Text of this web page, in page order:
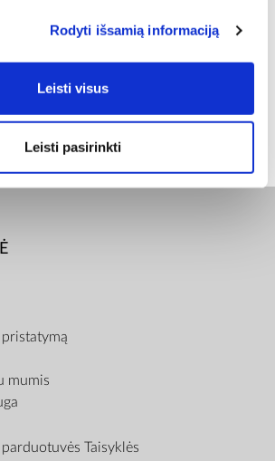
Rodyti išsamią informaciją
Leisti visus
Leisti pasirinkti
[KG]
mumis
Taisyklės